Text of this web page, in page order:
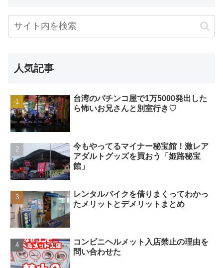
人気記事
台湾のパチンコ屋で1万5000発出した
ら怖いお兄さんと別室行き♡
今もやってるマイナー秘宝館！激レア
アダルトグッズを買おう「姫路秘宝
館」
レンタルバイクを借りまくってわかっ
たメリットとデメリットまとめ
コンビニヘルメット入店禁止の理由を
問い合わせた